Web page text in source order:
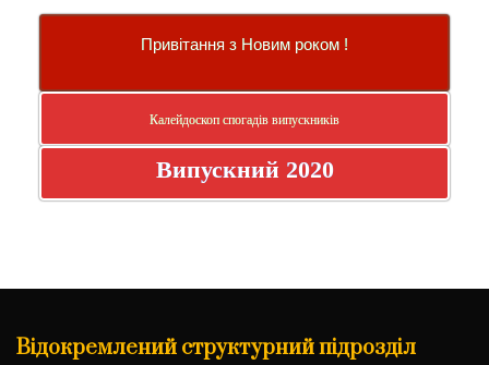
Привітання з Новим роком !
Калейдоскоп спогадів випускників
Випускний 2020
Відокремлений структурний підрозділ